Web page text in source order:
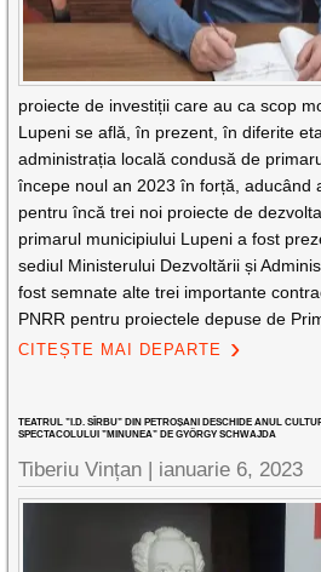
proiecte de investiții care au ca scop
Lupeni se află, în prezent, în diferite
administrația locală condusă de
începe noul an 2023 în forță, aducând
pentru încă trei noi proiecte de
primarul municipiului Lupeni a fost
sediul Ministerului Dezvoltării și
fost semnate alte trei importante
PNRR pentru proiectele depuse de
CITEȘTE MAI DEPARTE
TEATRUL ”I.D. SÎRBU” DIN PETROȘANI DESCHIDE ANUL
SPECTACOLULUI ”MINUNEA” DE GYÖRGY SCHWAJDA
Tiberiu Vințan | ianuarie 6, 2023